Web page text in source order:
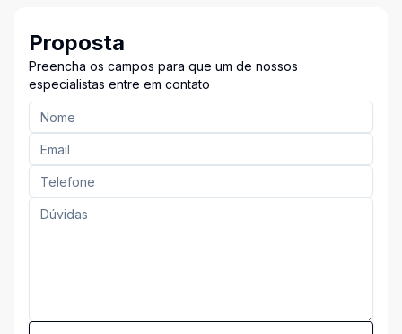
Proposta
Preencha os campos para que um de nossos
especialistas entre em contato